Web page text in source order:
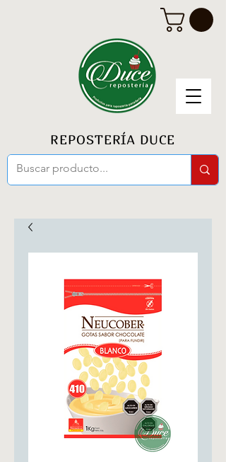
REPOSTERÍA DUCE